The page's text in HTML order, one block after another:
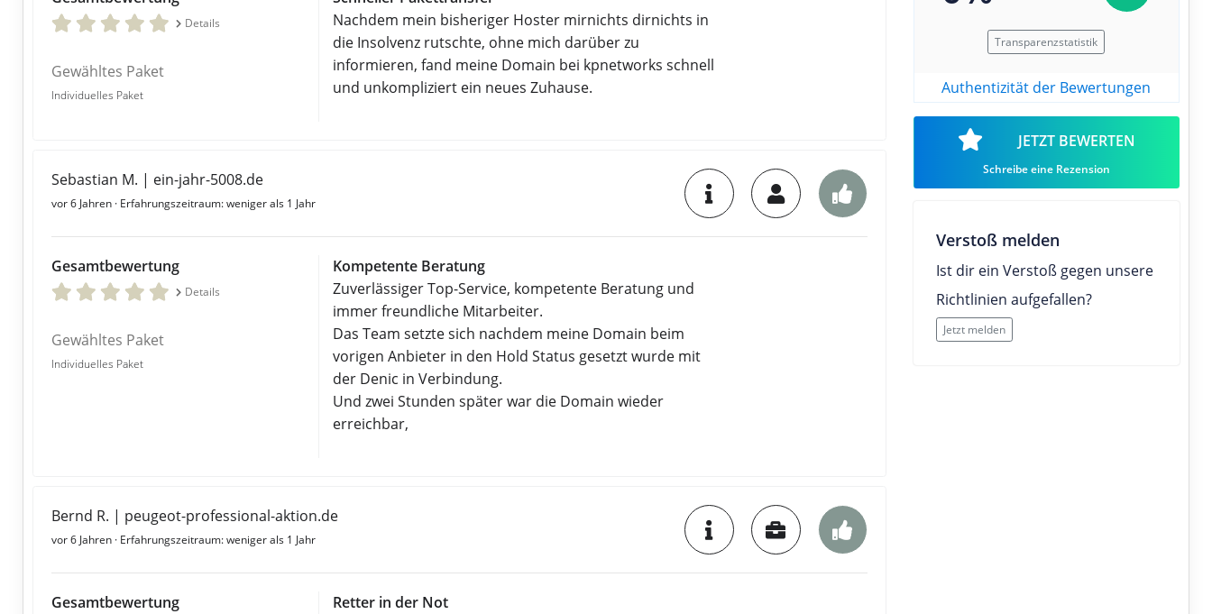
Details
Gewähltes Paket
Individuelles Paket
Nachdem mein bisheriger Hoster mirnichts dirnichts in
die Insolvenz rutschte, ohne mich darüber zu
informieren, fand meine Domain bei kpnetworks schnell
und unkompliziert ein neues Zuhause.
Sebastian M. | ein-jahr-5008.de
vor 6 Jahren · Erfahrungszeitraum: weniger als 1 Jahr
Gesamtbewertung
Details
Gewähltes Paket
Individuelles Paket
Kompetente Beratung
Zuverlässiger Top-Service, kompetente Beratung und
immer freundliche Mitarbeiter.
Das Team setzte sich nachdem meine Domain beim
vorigen Anbieter in den Hold Status gesetzt wurde mit
der Denic in Verbindung.
Und zwei Stunden später war die Domain wieder
erreichbar,
Bernd R. | peugeot-professional-aktion.de
vor 6 Jahren · Erfahrungszeitraum: weniger als 1 Jahr
Gesamtbewertung
Retter in der Not
Transparenzstatistik
Authentizität der Bewertungen
JETZT BEWERTEN
Schreibe eine Rezension
Verstoß melden
Ist dir ein Verstoß gegen unsere
Richtlinien aufgefallen?
Jetzt melden